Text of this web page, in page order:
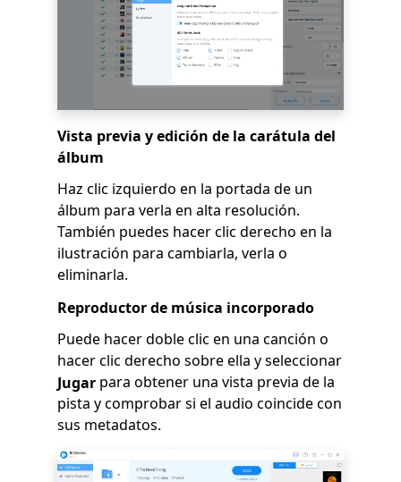
Vista previa y edición de la carátula del
álbum
Haz clic izquierdo en la portada de un
álbum para verla en alta resolución.
También puedes hacer clic derecho en la
ilustración para cambiarla, verla o
eliminarla.
Reproductor de música incorporado
Puede hacer doble clic en una canción o
hacer clic derecho sobre ella y seleccionar
Jugar para obtener una vista previa de la
pista y comprobar si el audio coincide con
sus metadatos.